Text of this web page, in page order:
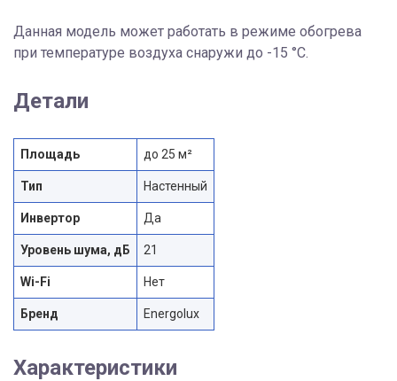
Данная модель может работать в режиме обогрева
при температуре воздуха снаружи до -15 °С.
Детали
Площадь до 25 м²
Тип Настенный
Инвертор Да
Уровень шума, дБ 21
Wi-Fi Нет
Бренд Energolux
Характеристики